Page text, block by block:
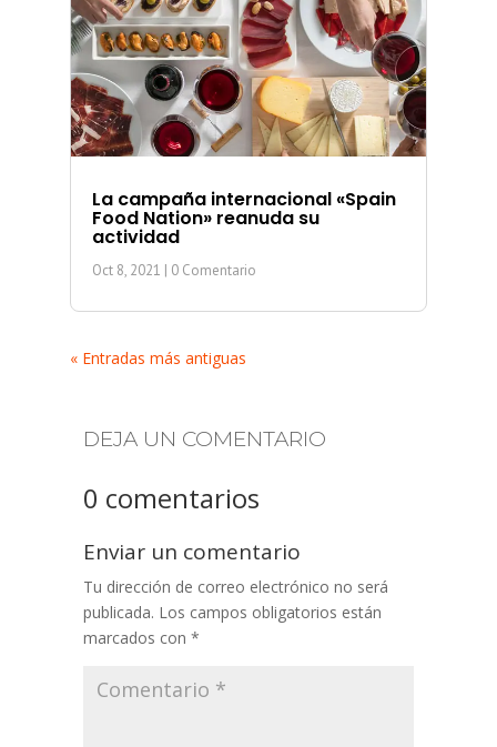
La campaña internacional «Spain
Food Nation» reanuda su
actividad
Oct 8, 2021 | 0 Comentario
« Entradas más antiguas
DEJA UN COMENTARIO
0 comentarios
Enviar un comentario
Tu dirección de correo electrónico no será
publicada. Los campos obligatorios están
marcados con *